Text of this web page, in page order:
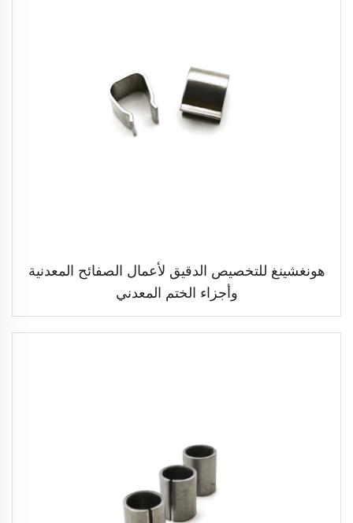
هونغشينغ للتخصيص الدقيق لأعمال الصفائح المعدنية
وأجزاء الختم المعدني